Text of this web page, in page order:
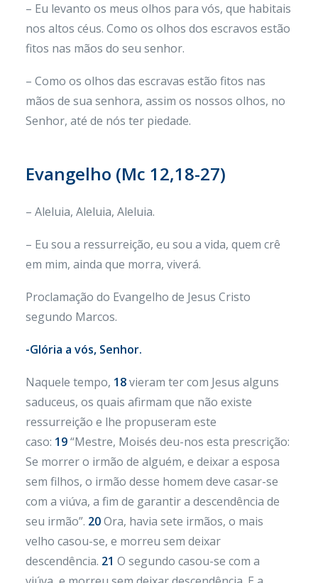
– Eu levanto os meus olhos para vós, que habitais
nos altos céus. Como os olhos dos escravos estão
fitos nas mãos do seu senhor.
– Como os olhos das escravas estão fitos nas
mãos de sua senhora, assim os nossos olhos, no
Senhor, até de nós ter piedade.
Evangelho (Mc 12,18-27)
– Aleluia, Aleluia, Aleluia.
– Eu sou a ressurreição, eu sou a vida, quem crê
em mim, ainda que morra, viverá.
Proclamação do Evangelho de Jesus Cristo
segundo Marcos.
-Glória a vós, Senhor.
Naquele tempo, 18vieram ter com Jesus alguns
saduceus, os quais afirmam que não existe
ressurreição e lhe propuseram este
caso: 19“Mestre, Moisés deu-nos esta prescrição:
Se morrer o irmão de alguém, e deixar a esposa
sem filhos, o irmão desse homem deve casar-se
com a viúva, a fim de garantir a descendência de
seu irmão”. 20Ora, havia sete irmãos, o mais
velho casou-se, e morreu sem deixar
descendência. 21 O segundo casou-se com a